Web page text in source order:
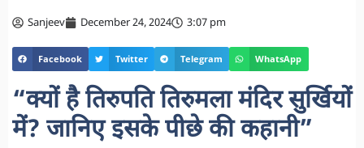
Sanjeev December 24, 2024 3:07 pm
Facebook Twitter Telegram WhatsApp
“क्यों है तिरुपति तिरुमला मंदिर सुर्खियों
में? जानिए इसके पीछे की कहानी”